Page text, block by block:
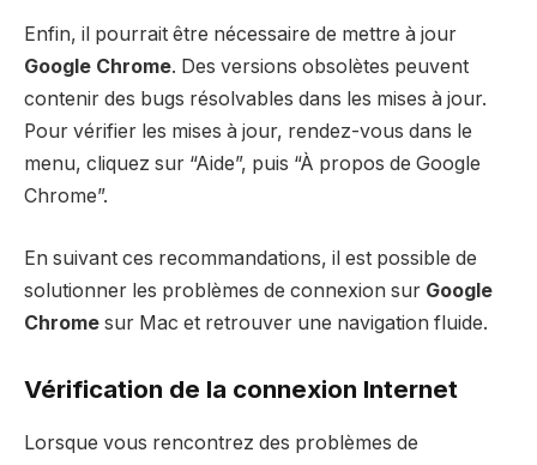
Enfin, il pourrait être nécessaire de mettre à jour
Google Chrome. Des versions obsolètes peuvent
contenir des bugs résolvables dans les mises à jour.
Pour vérifier les mises à jour, rendez-vous dans le
menu, cliquez sur “Aide”, puis “À propos de Google
Chrome”.
En suivant ces recommandations, il est possible de
solutionner les problèmes de connexion sur Google
Chrome sur Mac et retrouver une navigation fluide.
Vérification de la connexion Internet
Lorsque vous rencontrez des problèmes de